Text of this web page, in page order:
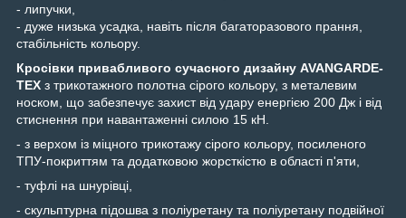
- липучки,
- дуже низька усадка, навіть після багаторазового прання,
стабільність кольору.
Кросівки привабливого сучасного дизайну AVANGARDE-
TEX з трикотажного полотна сірого кольору, з металевим
носком, що забезпечує захист від удару енергією 200 Дж і від
стиснення при навантаженні силою 15 кН.
- з верхом із міцного трикотажу сірого кольору, посиленого
ТПУ-покриттям та додатковою жорсткістю в області п'яти,
- туфлі на шнурівці,
- скульптурна підошва з поліуретану та поліуретану подвійної